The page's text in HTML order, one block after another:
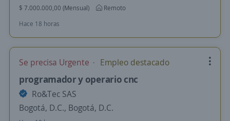
$ 7.000.000,00 (Mensual)
Remoto
Hace 18 horas
Se precisa Urgente Empleo destacado
programador y operario cnc
Ro&Tec SAS
Bogotá, D.C., Bogotá, D.C.